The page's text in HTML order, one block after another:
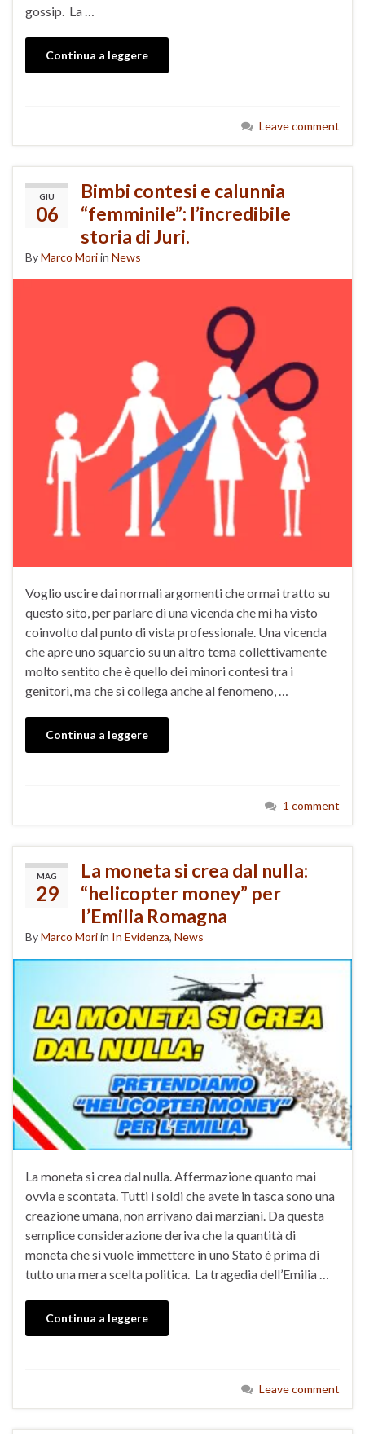
gossip. La …
Continua a leggere
Leave comment
GIU
06
Bimbi contesi e calunnia
“femminile”: l’incredibile
storia di Juri.
ByMarco Moriin News
Voglio uscire dai normali argomenti che ormai tratto su
questo sito, per parlare di una vicenda che mi ha visto
coinvolto dal punto di vista professionale. Una vicenda
che apre uno squarcio su un altro tema collettivamente
molto sentito che è quello dei minori contesi tra i
genitori, ma che si collega anche al fenomeno, …
Continua a leggere
1 comment
MAG
29
La moneta si crea dal nulla:
“helicopter money” per
l’Emilia Romagna
ByMarco Moriin In Evidenza, News
La moneta si crea dal nulla. Affermazione quanto mai
ovvia e scontata. Tutti i soldi che avete in tasca sono una
creazione umana, non arrivano dai marziani. Da questa
semplice considerazione deriva che la quantità di
moneta che si vuole immettere in uno Stato è prima di
tutto una mera scelta politica. La tragedia dell’Emilia …
Continua a leggere
Leave comment